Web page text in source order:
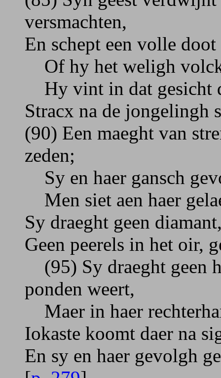
versmachten,
En schept een volle
Of hy het weligh
Hy vint in dat gesicht
Stracx na de jongelingh
(90) Een maeght van
zeden;
Sy en haer gansch
Men siet aen haer
Sy draeght geen
Geen peerels in het oir,
(95) Sy draeght geen
ponden weert,
Maer in haer
Iokaste koomt daer na
En sy en haer gevolgh